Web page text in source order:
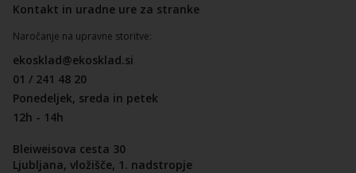
Kontakt in uradne ure za stranke
Naročanje na upravne storitve:
ekosklad@ekosklad.si
01 / 241 48 20
Ponedeljek, sreda in petek
12h - 14h
Bleiweisova cesta 30
Ljubljana, vložišče, 1. nadstropje